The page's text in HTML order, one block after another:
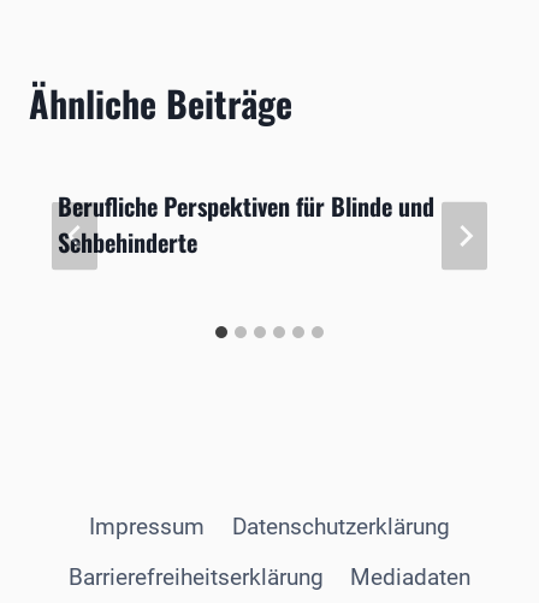
Ähnliche Beiträge
Berufliche Perspektiven für Blinde und
Sehbehinderte
Impressum
Datenschutzerklärung
Barrierefreiheitserklärung
Mediadaten